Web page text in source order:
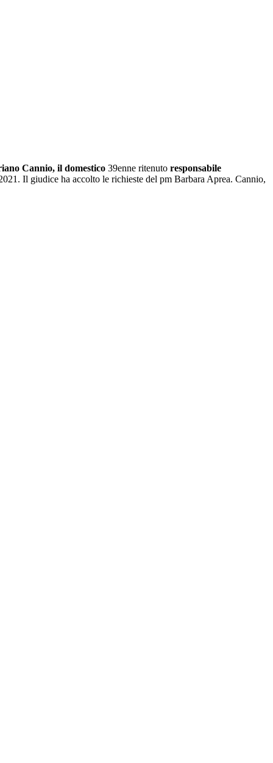
Cannio, il domestico 39enne ritenuto responsabile
Il giudice ha accolto le richieste del pm Barbara Aprea. Cannio,